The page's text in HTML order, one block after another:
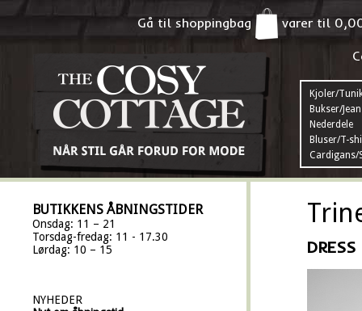
Gå til shoppingbag varer til
Kjoler/
Bukser/
Nederdele
Bluser/T-
Cardigans/
BUTIKKENS ÅBNINGSTIDER
Onsdag: 11 – 21
Torsdag-fredag: 11 - 17.30
Lørdag: 10 – 15
NYHEDER